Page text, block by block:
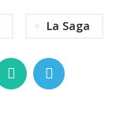
La Saga